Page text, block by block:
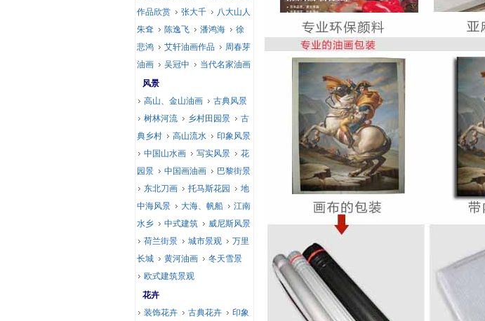
作品欣赏
张大千
八大山人
朱耷
陈逸飞 潘鸿海
徐
悲鸿
艾轩油画作品
周春芽
油画
吴冠中
当代名家油画
风景
高山、金山油画
古典风景
树林河流
乡村田园景
古
典乡村
高山流水
印象风景
中国山水画
写实风景
花
园景
中国画油画
巴黎街景
东北刀画
托马斯花园
地
中海风景
大海、帆船
江南
水乡
中式建筑
威尼斯风景
荷兰街景
城市景观
万里
长城
黄河油画
冬天雪景
欧式建筑景观
花卉
装饰花卉
古典花卉
印象